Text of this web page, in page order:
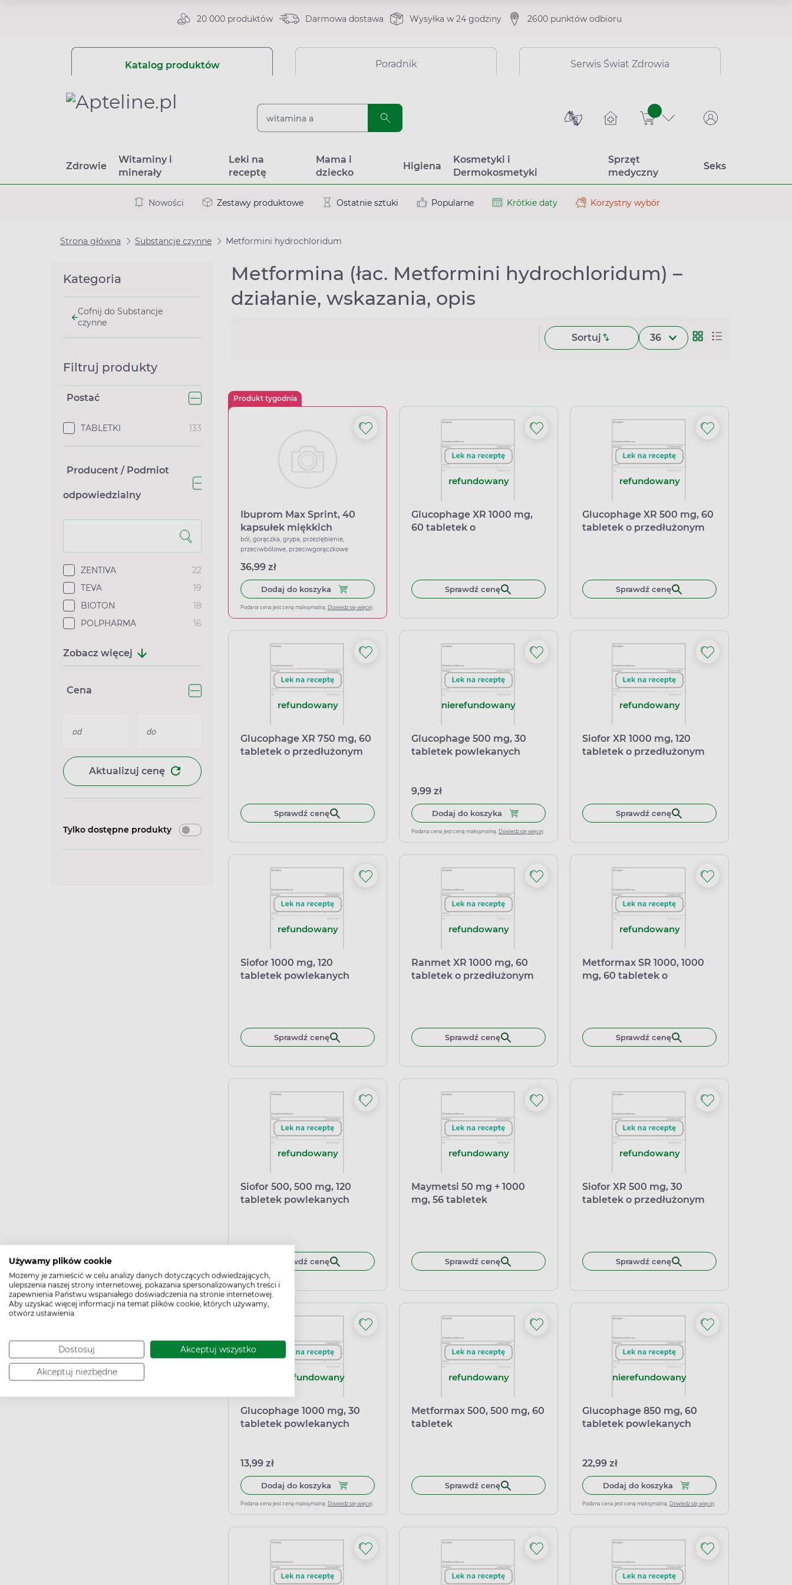
Używamy plików cookie
Możemy je zamieścić w celu analizy danych dotyczących odwiedzających,
ulepszenia naszej strony internetowej, pokazania spersonalizowanych treści i
zapewnienia Państwu wspaniałego doświadczenia na stronie internetowej.
Aby uzyskać więcej informacji na temat plików cookie, których używamy,
otwórz ustawienia.
Dostosuj Akceptuj wszystko
Akceptuj niezbędne
20 000 produktów Darmowa dostawa Wysyłka w 24 godziny 2600 punktów odbioru
Katalog produktów Poradnik Serwis Świat Zdrowia
sztuk
Zdrowie
Witaminy i
minerały
Leki na
receptę
Mama i
dziecko
Higiena
Kosmetyki i
Dermokosmetyki
Sprzęt
medyczny
Seks
Nowości Zestawy produktowe Ostatnie sztuki Popularne Krótkie daty Korzystny wybór
Strona główna Substancje czynne Metformini hydrochloridum
Kategoria
Cofnij do Substancje
czynne
Filtruj produkty
Postać
TABLETKI 133
Producent / Podmiot
odpowiedzialny
ZENTIVA
22
TEVA
19
BIOTON
18
POLPHARMA
16
Zobacz więcej
Cena
Aktualizuj cenę
Tylko dostępne produkty
Metformina (łac. Metformini hydrochloridum) –
działanie, wskazania, opis
Sortuj 36
Produkt tygodnia
Ibuprom Max Sprint, 40
kapsułek miękkich
ból, gorączka, grypa, przeziębienie,
przeciwbólowe, przeciwgorączkowe
36,99 zł
Dodaj do koszyka Dodaj do koszyka Ibuprom Max Sprint, 40 kapsułek miękkich
Podana cena jest ceną maksymalną. Dowiedz się więcej
refundowany
Glucophage XR 1000 mg,
60 tabletek o
Sprawdź cenę
refundowany
Glucophage XR 500 mg, 60
tabletek o przedłużonym
Sprawdź cenę
refundowany
Glucophage XR 750 mg, 60
tabletek o przedłużonym
Sprawdź cenę
nierefundowany
Glucophage 500 mg, 30
tabletek powlekanych
9,99 zł
Dodaj do koszyka Dodaj do koszyka Glucophage 500 mg, 30 tabletek powlekanych
Podana cena jest ceną maksymalną. Dowiedz się więcej
refundowany
Siofor XR 1000 mg, 120
tabletek o przedłużonym
Sprawdź cenę
refundowany
Siofor 1000 mg, 120
tabletek powlekanych
Sprawdź cenę
refundowany
Ranmet XR 1000 mg, 60
tabletek o przedłużonym
Sprawdź cenę
refundowany
Metformax SR 1000, 1000
mg, 60 tabletek o
Sprawdź cenę
refundowany
Siofor 500, 500 mg, 120
tabletek powlekanych
Sprawdź cenę
refundowany
Maymetsi 50 mg + 1000
mg, 56 tabletek
Sprawdź cenę
refundowany
Siofor XR 500 mg, 30
tabletek o przedłużonym
Sprawdź cenę
nierefundowany
Glucophage 1000 mg, 30
tabletek powlekanych
13,99 zł
Dodaj do koszyka Dodaj do koszyka Glucophage 1000 mg, 30 tabletek powlekanych
Podana cena jest ceną maksymalną. Dowiedz się więcej
refundowany
Metformax 500, 500 mg, 60
tabletek
Sprawdź cenę
nierefundowany
Glucophage 850 mg, 60
tabletek powlekanych
22,99 zł
Dodaj do koszyka Dodaj do koszyka
Podana cena jest ceną maksymalną. Dowiedz się więcej